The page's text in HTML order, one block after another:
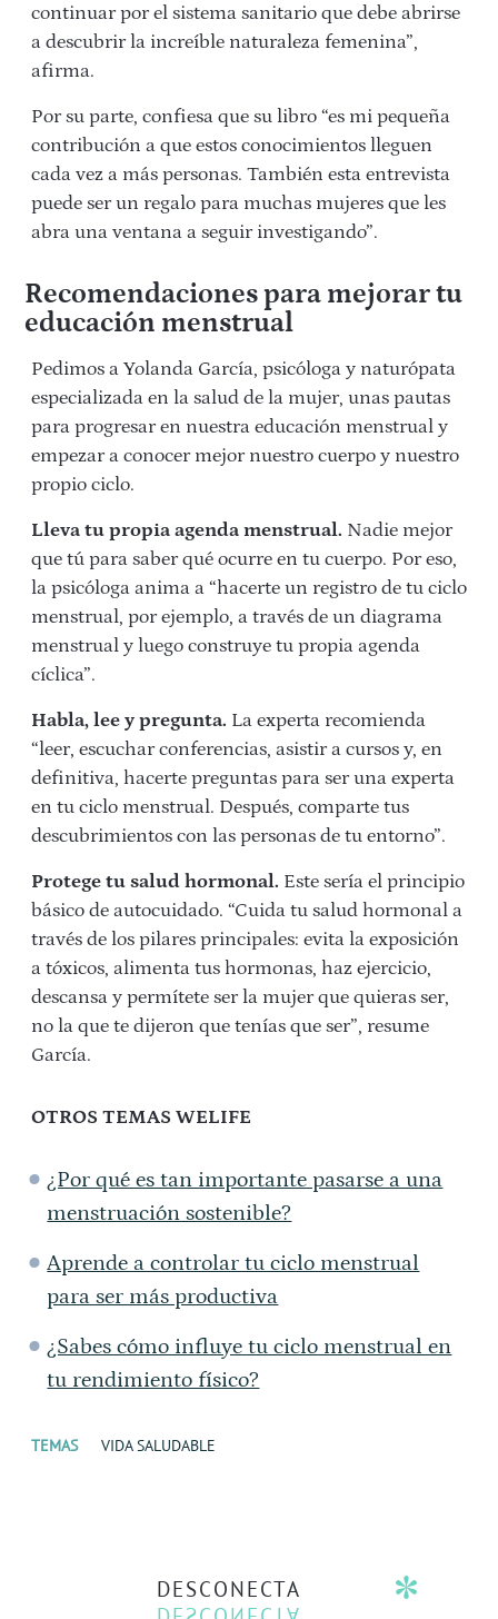
continuar por el sistema sanitario que debe abrirse
a descubrir la increíble naturaleza femenina”,
afirma.
Por su parte, confiesa que su libro “es mi pequeña
contribución a que estos conocimientos lleguen
cada vez a más personas. También esta entrevista
puede ser un regalo para muchas mujeres que les
abra una ventana a seguir investigando”.
Recomendaciones para mejorar tu
educación menstrual
Pedimos a Yolanda García, psicóloga y naturópata
especializada en la salud de la mujer, unas pautas
para progresar en nuestra educación menstrual y
empezar a conocer mejor nuestro cuerpo y nuestro
propio ciclo.
Lleva tu propia agenda menstrual. Nadie mejor
que tú para saber qué ocurre en tu cuerpo. Por eso,
la psicóloga anima a “hacerte un registro de tu ciclo
menstrual, por ejemplo, a través de un diagrama
menstrual y luego construye tu propia agenda
cíclica”.
Habla, lee y pregunta. La experta recomienda
“leer, escuchar conferencias, asistir a cursos y, en
definitiva, hacerte preguntas para ser una experta
en tu ciclo menstrual. Después, comparte tus
descubrimientos con las personas de tu entorno”.
Protege tu salud hormonal. Este sería el principio
básico de autocuidado. “Cuida tu salud hormonal a
través de los pilares principales: evita la exposición
a tóxicos, alimenta tus hormonas, haz ejercicio,
descansa y permítete ser la mujer que quieras ser,
no la que te dijeron que tenías que ser”, resume
García.
OTROS TEMAS WELIFE
¿Por qué es tan importante pasarse a una
menstruación sostenible?
Aprende a controlar tu ciclo menstrual
para ser más productiva
¿Sabes cómo influye tu ciclo menstrual en
tu rendimiento físico?
TEMAS VIDA SALUDABLE
DESCONECTA